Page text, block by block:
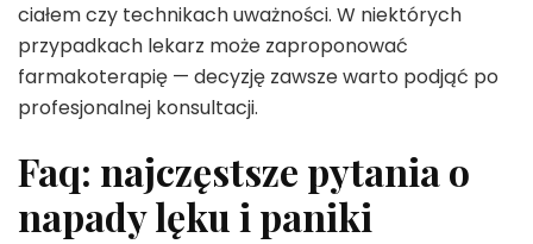
ciałem czy technikach uważności. W niektórych
przypadkach lekarz może zaproponować
farmakoterapię — decyzję zawsze warto podjąć po
profesjonalnej konsultacji.
Faq: najczęstsze pytania o
napady lęku i paniki